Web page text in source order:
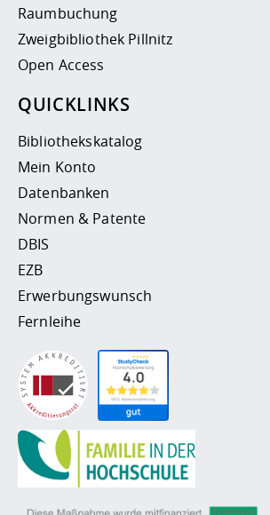
Raumbuchung
Zweigbibliothek Pillnitz
Open Access
QUICKLINKS
Bibliothekskatalog
Mein Konto
Datenbanken
Normen & Patente
DBIS
EZB
Erwerbungswunsch
Fernleihe